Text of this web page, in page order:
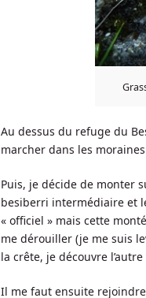
Au dessus du refuge du
marcher dans les
Puis, je décide de monter
besiberri intermédiaire et
« officiel » mais cette
me dérouiller (je me suis
la crête, je découvre
Il me faut ensuite